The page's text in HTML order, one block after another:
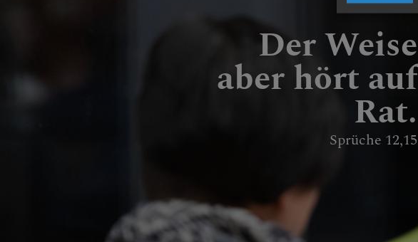
Der Weise
aber hört auf
Rat.
Sprüche 12,15